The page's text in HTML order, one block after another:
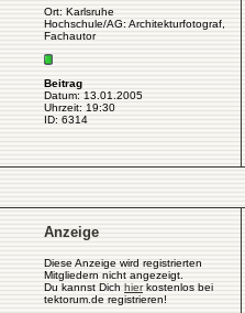
Ort: Karlsruhe
Hochschule/AG: Architekturfotograf,
Fachautor
Beitrag
Datum: 13.01.2005
Uhrzeit: 19:30
ID: 6314
Anzeige
Diese Anzeige wird registrierten
Mitgliedern nicht angezeigt.
Du kannst Dich hierkostenlos bei
tektorum.de registrieren!